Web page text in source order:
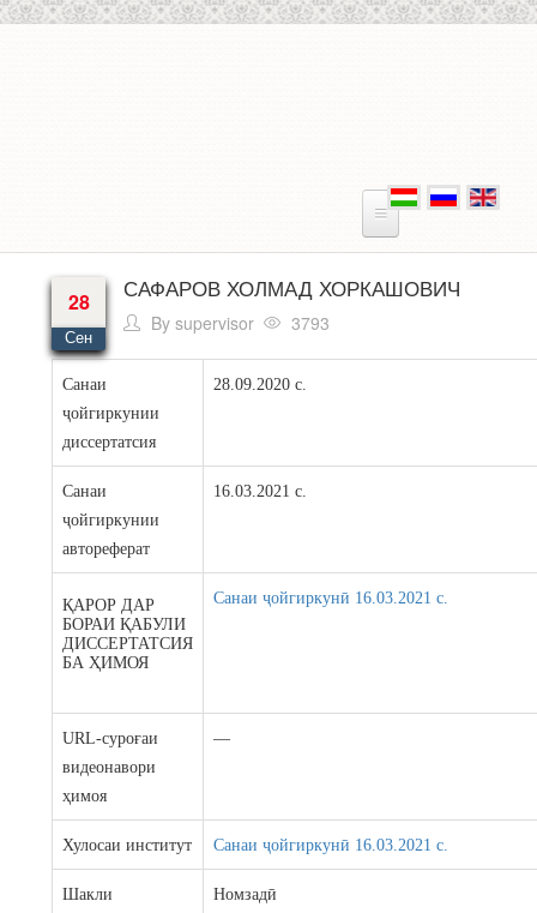
28
Сен
САФАРОВ ХОЛМАД ХОРКАШОВИЧ
Bysupervisor 3793
Санаи
ҷойгиркунии
диссертатсия
28.09.2020 с.
Санаи
ҷойгиркунии
автореферат
16.03.2021 с.
ҚАРОР ДАР
БОРАИ ҚАБУЛИ
ДИССЕРТАТСИЯ
БА ҲИМОЯ
Санаи ҷойгиркунӣ 16.03.2021 c.
URL-суроғаи
видеонавори
ҳимоя
—
Хулосаи институт Санаи ҷойгиркунӣ 16.03.2021 c.
Шакли
Номзадӣ